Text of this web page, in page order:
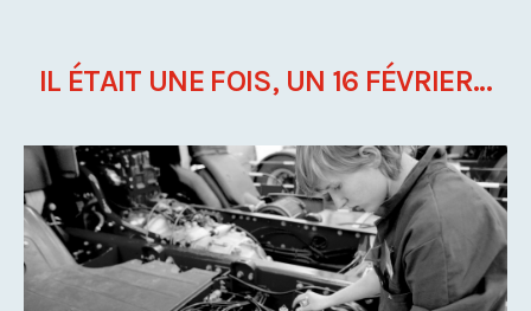
IL ÉTAIT UNE FOIS, UN 16 FÉVRIER...